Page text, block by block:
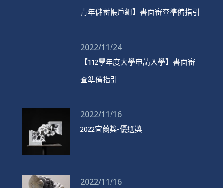
青年儲蓄帳戶組】書面審查準備指引
2022/11/24
【112學年度大學申請入學】書面審
查準備指引
2022/11/16
2022宜蘭獎-優選獎
2022/11/16